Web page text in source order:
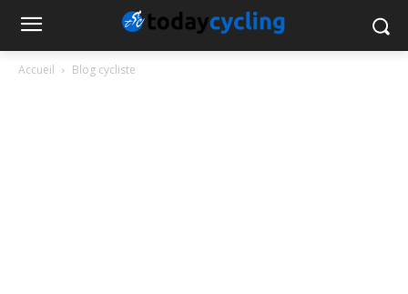
Accueil Blog cycliste